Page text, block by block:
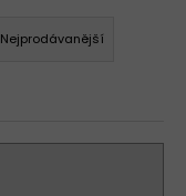
Nejprodávanější